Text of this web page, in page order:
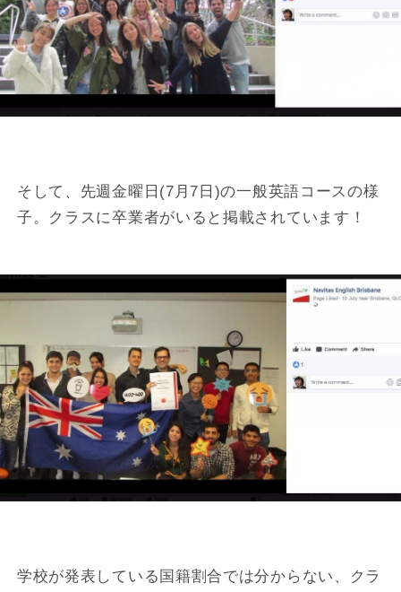
そして、先週金曜日(7月7日)の一般英語コースの様
子。クラスに卒業者がいると掲載されています！
学校が発表している国籍割合では分からない、クラ